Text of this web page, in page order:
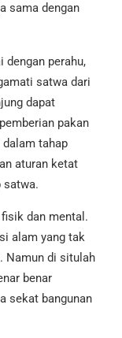
sama dengan
perahu,
satwa dari
dapat
pakan
tahap
aturan ketat
satwa.
dan mental.
alam yang tak
Namun di situlah
benar
sekat bangunan